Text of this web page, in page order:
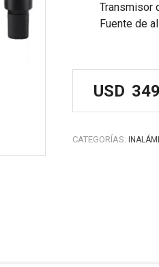
Transmisor
Fuente de
USD
CATEGORÍAS: